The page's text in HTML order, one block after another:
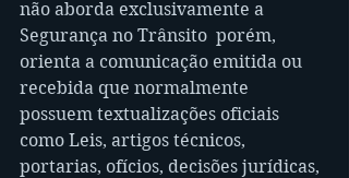
não aborda exclusivamente a
Segurança no Trânsito  porém,
orienta a comunicação emitida ou
recebida que normalmente
possuem textualizações oficiais
como Leis, artigos técnicos,
portarias, ofícios, decisões jurídicas,